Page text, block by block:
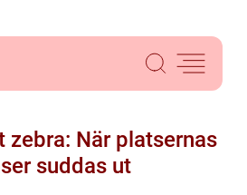
zebra: När platsernas
suddas ut